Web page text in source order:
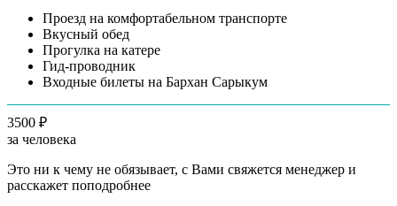
Проезд на комфортабельном транспорте
Вкусный обед
Прогулка на катере
Гид-проводник
Входные билеты на Бархан Сарыкум
3500 ₽
за человека
Это ни к чему не обязывает, с Вами свяжется менеджер и
расскажет поподробнее